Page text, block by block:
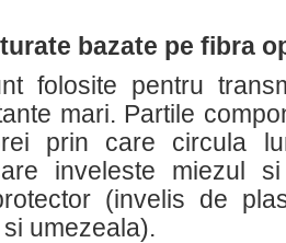
bazate pe fibra
folosite pentru
mari. Partile
prin care circula
inveleste miezul
(invelis de
umezeala).